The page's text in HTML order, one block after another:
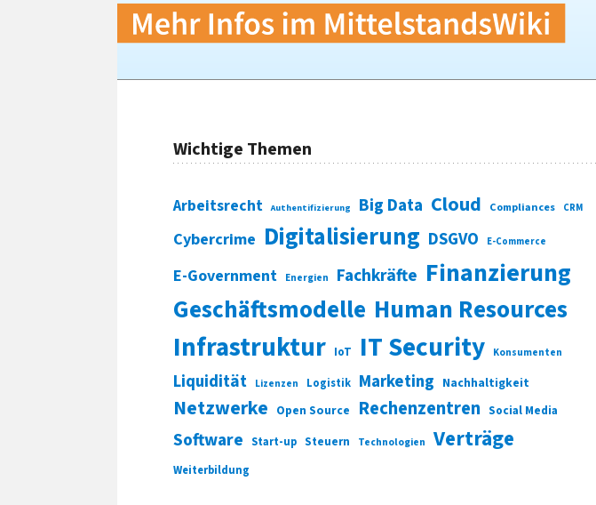
Wichtige Themen
Arbeitsrecht Authentifizierung Big Data Cloud Compliances CRM
Cybercrime Digitalisierung DSGVO E-Commerce
E-Government Energien Fachkräfte Finanzierung
Geschäftsmodelle Human Resources
Infrastruktur IoT IT Security Konsumenten
Liquidität Lizenzen Logistik Marketing Nachhaltigkeit
Netzwerke Open Source Rechenzentren Social Media
Software Start-up Steuern Technologien Verträge
Weiterbildung